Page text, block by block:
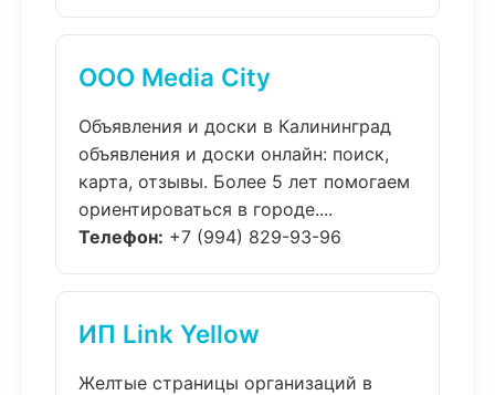
ООО Media City
Объявления и доски в Калининград
объявления и доски онлайн: поиск,
карта, отзывы. Более 5 лет помогаем
ориентироваться в городе....
Телефон: +7 (994) 829-93-96
ИП Link Yellow
Желтые страницы организаций в